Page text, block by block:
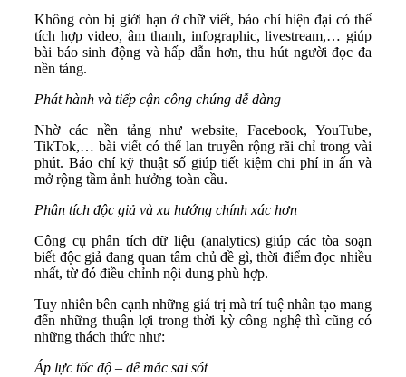
Không còn bị giới hạn ở chữ viết, báo chí hiện đại có thể
tích hợp video, âm thanh, infographic, livestream,… giúp
bài báo sinh động và hấp dẫn hơn, thu hút người đọc đa
nền tảng.
Phát hành và tiếp cận công chúng dễ dàng
Nhờ các nền tảng như website, Facebook, YouTube,
TikTok,… bài viết có thể lan truyền rộng rãi chỉ trong vài
phút. Báo chí kỹ thuật số giúp tiết kiệm chi phí in ấn và
mở rộng tầm ảnh hưởng toàn cầu.
Phân tích độc giả và xu hướng chính xác hơn
Công cụ phân tích dữ liệu (analytics) giúp các tòa soạn
biết độc giả đang quan tâm chủ đề gì, thời điểm đọc nhiều
nhất, từ đó điều chỉnh nội dung phù hợp.
Tuy nhiên bên cạnh những giá trị mà trí tuệ nhân tạo mang
đến những thuận lợi trong thời kỳ công nghệ thì cũng có
những thách thức như:
Áp lực tốc độ – dễ mắc sai sót